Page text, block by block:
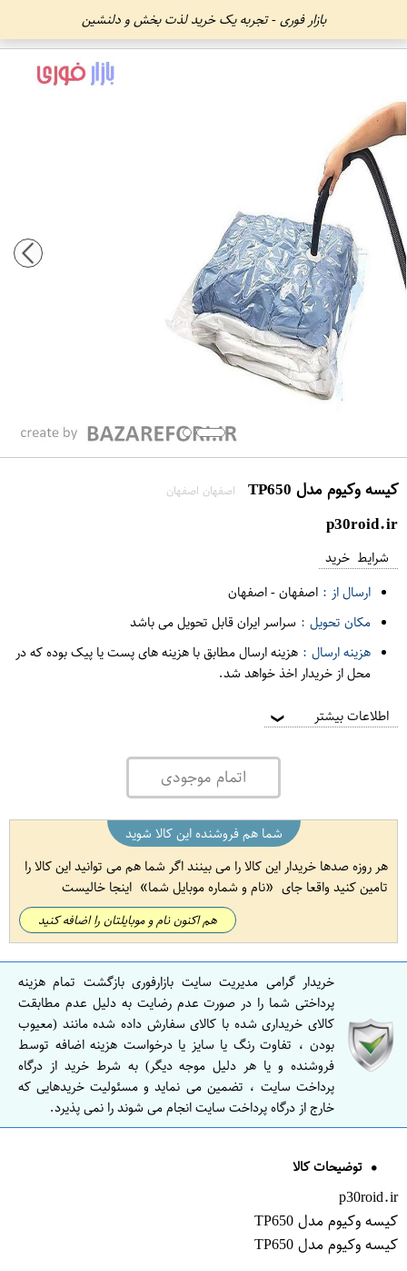
بازار فوری - تجربه یک خرید لذت بخش و دلنشین
کیسه وکیوم مدل TP650 اصفهان اصفهان
p30roid.ir
شرایط خرید
ارسال از : اصفهان-اصفهان
مکان تحویل : سراسر ایران قابل تحویل می باشد
هزینه ارسال : هزینه ارسال مطابق با هزینه های پست یا پیک بوده که در
محل از خریدار اخذ خواهد شد.
اطلاعات بیشتر ❯
اتمام موجودی
شما هم فروشنده این کالا شوید
هر روزه صدها خریدار این کالا را می بینند اگر شما هم می توانید این کالا را
تامین کنید واقعا جای
نام و شماره موبایل شما اینجا خالیست
هم اکنون نام و موبایلتان را اضافه کنید
خریدار گرامی مدیریت سایت بازارفوری بازگشت تمام هزینه
پرداختی شما را در صورت عدم رضایت به دلیل عدم مطابقت
کالای خریداری شده با کالای سفارش داده شده مانند (معیوب
بودن ، تفاوت رنگ یا سایز یا درخواست هزینه اضافه توسط
فروشنده و یا هر دلیل موجه دیگر) به شرط خرید از درگاه
پرداخت سایت ، تضمین می نماید و مسئولیت خریدهایی که
خارج از درگاه پرداخت سایت انجام می شوند را نمی پذیرد.
توضیحات کالا
p30roid.ir
کیسه وکیوم مدل TP650
کیسه وکیوم مدل TP650